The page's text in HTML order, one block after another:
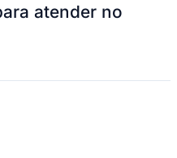
atender no